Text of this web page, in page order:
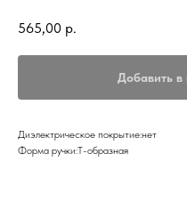
565,00 р.
Добавить в
Диэлектрическое покрытие:нет
Форма ручки:Т-образная